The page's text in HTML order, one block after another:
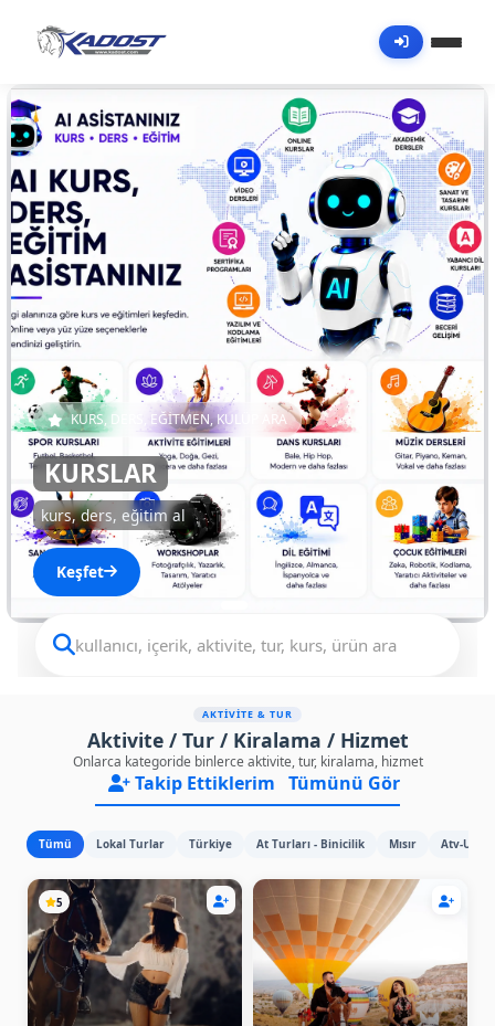
KADOST | Aktivite, Tur, Kurs ve
KURS, DERS, EĞİTMEN, KULÜP ARA
KURSLAR
kurs, ders, eğitim al
Keşfet
AKTİVİTE & TUR
Aktivite / Tur / Kiralama / Hizmet
Onlarca kategoride binlerce aktivite, tur, kiralama, hizmet
Takip Ettiklerim Tümünü Gör
Tümü Lokal Turlar Türkiye At Turları - Binicilik Mısır Atv-Utv
5